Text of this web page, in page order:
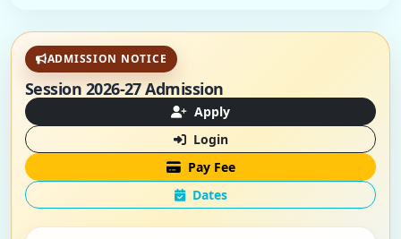
ADMISSION NOTICE
Session 2026-27 Admission
Apply
Login
Pay Fee
Dates